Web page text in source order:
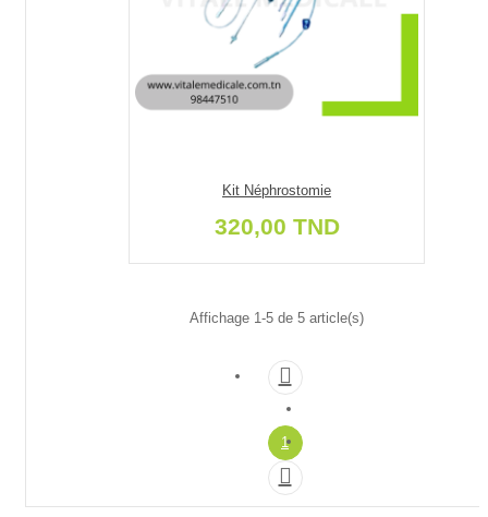
Kit Néphrostomie
320,00 TND
Affichage 1-5 de 5 article(s)

1
